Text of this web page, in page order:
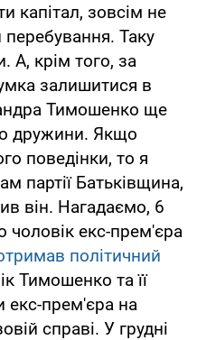
капітал, зовсім не
перебування. Таку
А, крім того, за
залишитися в
Тимошенко ще
дружини. Якщо
поведінки, то я
партії Батьківщина,
він. Нагадаємо, 6
чоловік екс-прем'єра
політичний
Тимошенко та її
екс-прем'єра на
справі. У грудні